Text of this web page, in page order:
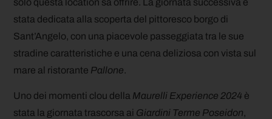
solo questa location sa offrire. La giornata successiva è
stata dedicata alla scoperta del pittoresco borgo di
Sant’Angelo, con una piacevole passeggiata tra le sue
stradine caratteristiche e una cena deliziosa con vista sul
mare al ristorante Pallone.
Uno dei momenti clou della Maurelli Experience 2024 è
stata la giornata trascorsa ai Giardini Terme Poseidon,